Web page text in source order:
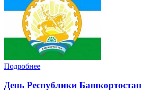
Подробнее
День Республики Башкортостан